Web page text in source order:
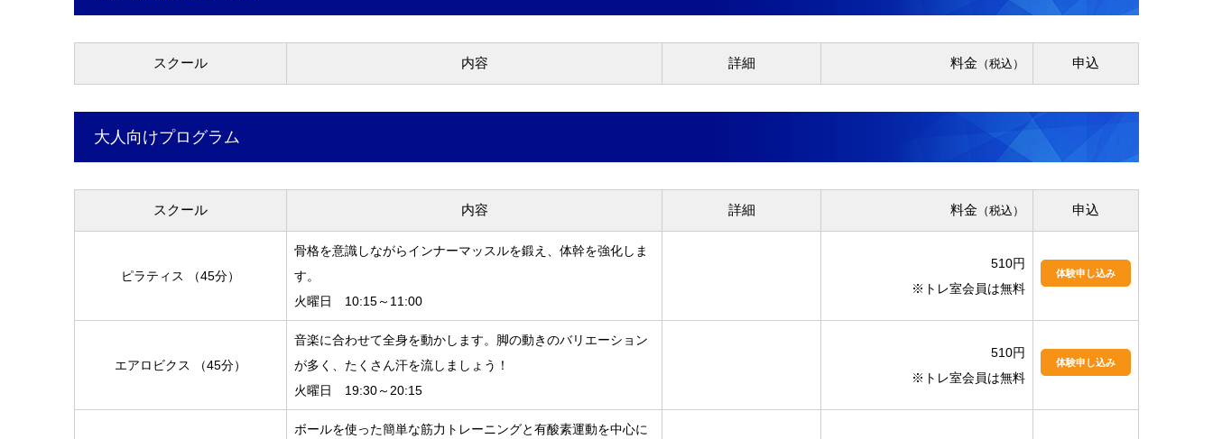
スクール 内容 詳細 料金 （税込） 申込
大人向けプログラム
スクール 内容 詳細 料金 （税込） 申込
ピラティス （45分）
骨格を意識しながらインナーマッスルを鍛え、体幹を強化しま
す。
火曜日 10:15～11:00
510円
※トレ室会員は無料
体験申し込み
エアロビクス （45分）
音楽に合わせて全身を動かします。脚の動きのバリエーション
が多く、たくさん汗を流しましょう！
火曜日 19:30～20:15
510円
※トレ室会員は無料
体験申し込み
ボールを使った簡単な筋力トレーニングと有酸素運動を中心に